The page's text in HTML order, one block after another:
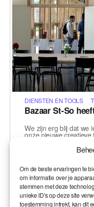
Om de beste ervaringen te
om informatie over je
stemmen met deze
unieke ID's op deze site
toestemming intrekt, kan dit
DIENSTEN EN TOOLS
Bazaar St-So
We zijn erg blij dat we
onze nieuwe
Frankrijk,samen,